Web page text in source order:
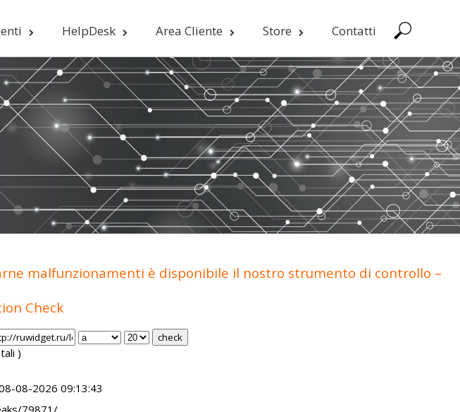
HelpDesk Area Cliente Store Contatti
malfunzionamenti è disponibile il nostro strumento di controllo –
Check
)
08-2026 09:13:43
79871/.